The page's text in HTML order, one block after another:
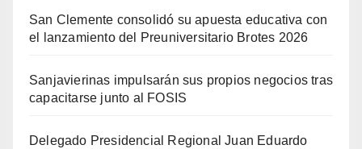
San Clemente consolidó su apuesta educativa con
el lanzamiento del Preuniversitario Brotes 2026
Sanjavierinas impulsarán sus propios negocios tras
capacitarse junto al FOSIS
Delegado Presidencial Regional Juan Eduardo